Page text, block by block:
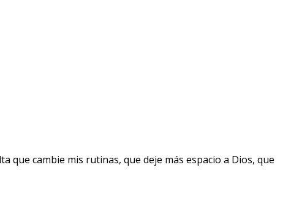
que cambie mis rutinas, que deje más espacio a Dios, que